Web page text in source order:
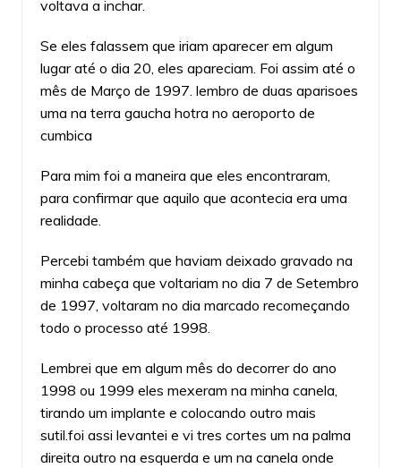
voltava a inchar.
Se eles falassem que iriam aparecer em algum
lugar até o dia 20, eles apareciam. Foi assim até o
mês de Março de 1997. lembro de duas aparisoes
uma na terra gaucha hotra no aeroporto de
cumbica
Para mim foi a maneira que eles encontraram,
para confirmar que aquilo que acontecia era uma
realidade.
Percebi também que haviam deixado gravado na
minha cabeça que voltariam no dia 7 de Setembro
de 1997, voltaram no dia marcado recomeçando
todo o processo até 1998.
Lembrei que em algum mês do decorrer do ano
1998 ou 1999 eles mexeram na minha canela,
tirando um implante e colocando outro mais
sutil.foi assi levantei e vi tres cortes um na palma
direita outro na esquerda e um na canela onde